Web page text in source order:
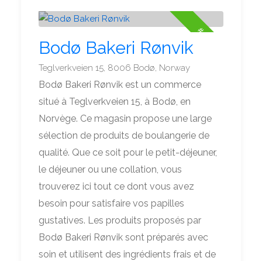
#4
Bodø Bakeri Rønvik
Teglverkveien 15, 8006 Bodø, Norway
Bodø Bakeri Rønvik est un commerce
situé à Teglverkveien 15, à Bodø, en
Norvège. Ce magasin propose une large
sélection de produits de boulangerie de
qualité. Que ce soit pour le petit-déjeuner,
le déjeuner ou une collation, vous
trouverez ici tout ce dont vous avez
besoin pour satisfaire vos papilles
gustatives. Les produits proposés par
Bodø Bakeri Rønvik sont préparés avec
soin et utilisent des ingrédients frais et de